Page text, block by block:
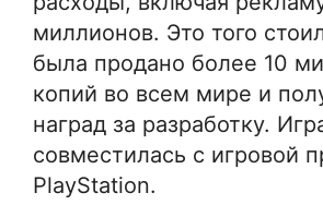
миллионов. Это того
была продано более 10
копий во всем мире и
наград за разработку.
совместилась с игровой
PlayStation.